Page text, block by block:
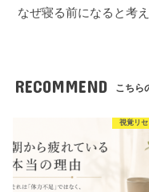
なぜ寝る前になると考
RECOMMEND こちら
視覚リセ